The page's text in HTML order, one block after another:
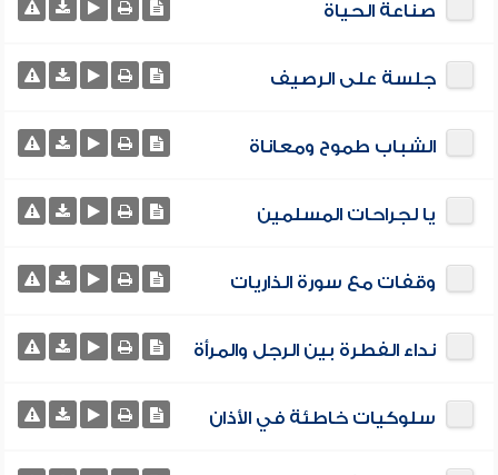
صناعة الحياة
جلسة على الرصيف
الشباب طموح ومعاناة
يا لجراحات المسلمين
وقفات مع سورة الذاريات
نداء الفطرة بين الرجل والمرأة
سلوكيات خاطئة في الأذان